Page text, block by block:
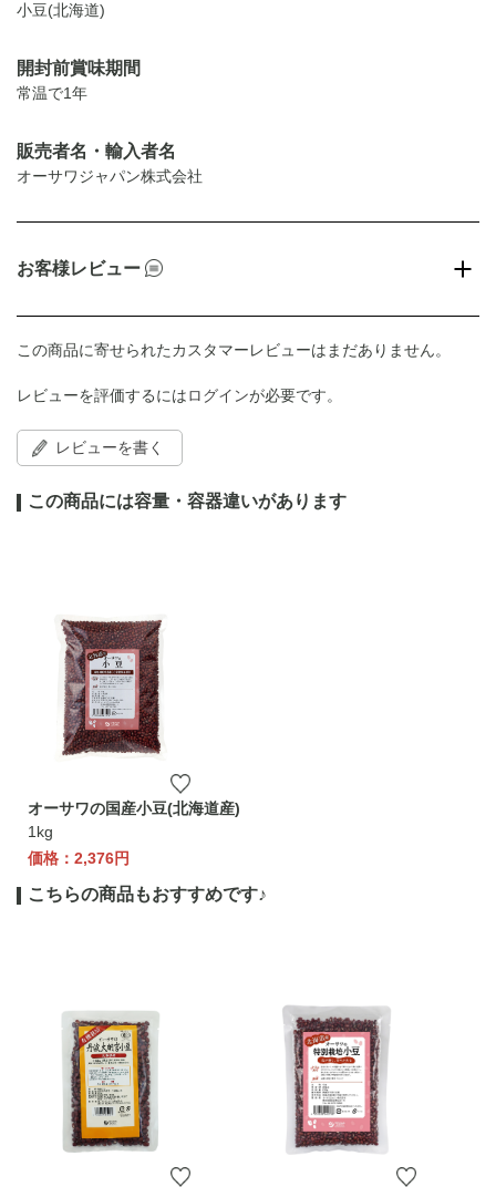
小豆(北海道)
開封前賞味期間
常温で1年
販売者名・輸入者名
オーサワジャパン株式会社
お客様レビュー
この商品に寄せられたカスタマーレビューはまだありません。
レビューを評価するにはログインが必要です。
レビューを書く
この商品には容量・容器違いがあります
オーサワの国産小豆(北海道産)
1kg
価格：2,376円
こちらの商品もおすすめです♪